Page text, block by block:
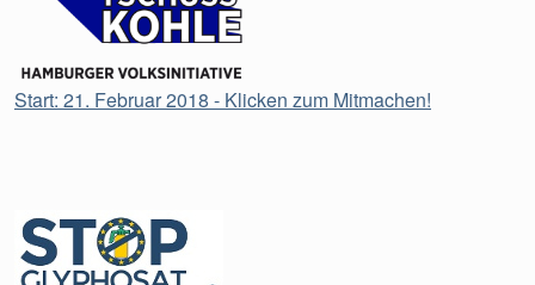
Start: 21. Februar 2018 - Klicken zum Mitmachen!